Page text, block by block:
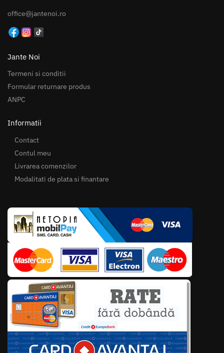
office@jantenoi.ro
Jante Noi
Termeni si conditii
Formular returnare produs
ANPC
Informatii
Contact
Contul meu
Livrarea comenzilor
Modalitati de plata si finantare